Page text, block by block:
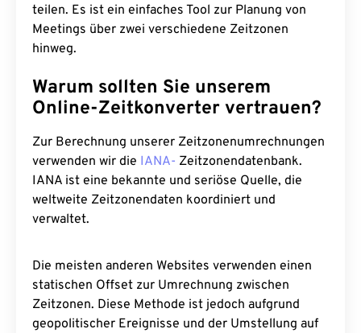
teilen. Es ist ein einfaches Tool zur Planung von
Meetings über zwei verschiedene Zeitzonen
hinweg.
Warum sollten Sie unserem
Online-Zeitkonverter vertrauen?
Zur Berechnung unserer Zeitzonenumrechnungen
verwenden wir die IANA- Zeitzonendatenbank.
IANA ist eine bekannte und seriöse Quelle, die
weltweite Zeitzonendaten koordiniert und
verwaltet.
Die meisten anderen Websites verwenden einen
statischen Offset zur Umrechnung zwischen
Zeitzonen. Diese Methode ist jedoch aufgrund
geopolitischer Ereignisse und der Umstellung auf